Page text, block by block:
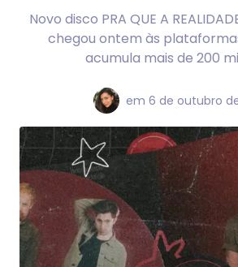
Novo disco PRA QUE A
chegou ontem às
acumula mais de 200
em 6 de outubro